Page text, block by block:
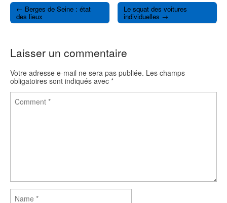
o
o
k
e
r
Post navigation
← Berges de Seine : état
des lieux
Le squat des voitures
individuelles →
Laisser un commentaire
Votre adresse e-mail ne sera pas publiée. Les champs
obligatoires sont indiqués avec *